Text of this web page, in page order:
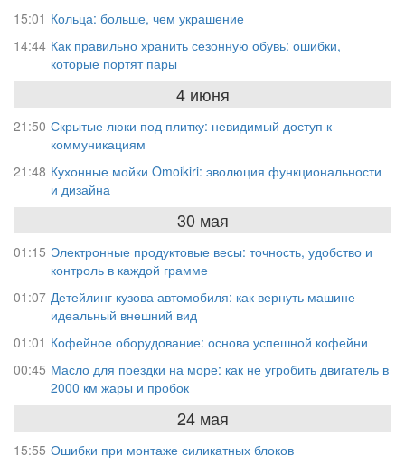
15:01 Кольца: больше, чем украшение
14:44 Как правильно хранить сезонную обувь: ошибки,
которые портят пары
4 июня
21:50 Скрытые люки под плитку: невидимый доступ к
коммуникациям
21:48 Кухонные мойки Omoikiri: эволюция функциональности
и дизайна
30 мая
01:15 Электронные продуктовые весы: точность, удобство и
контроль в каждой грамме
01:07 Детейлинг кузова автомобиля: как вернуть машине
идеальный внешний вид
01:01 Кофейное оборудование: основа успешной кофейни
00:45 Масло для поездки на море: как не угробить двигатель в
2000 км жары и пробок
24 мая
15:55 Ошибки при монтаже силикатных блоков